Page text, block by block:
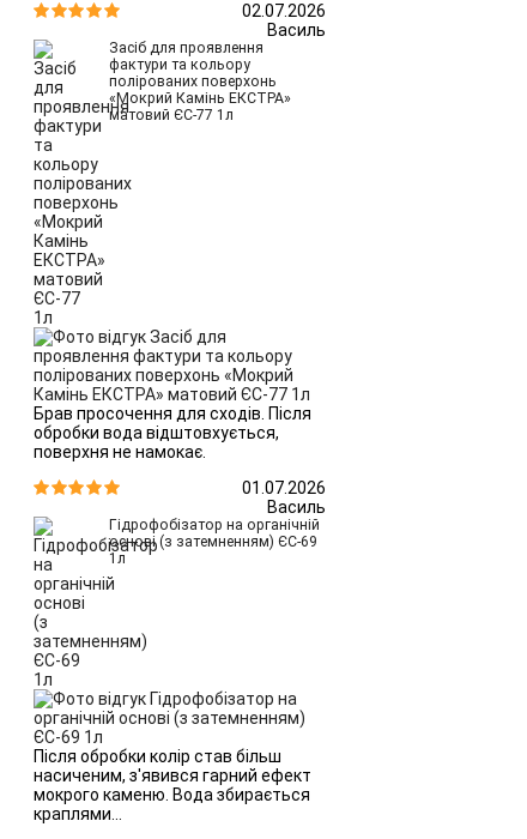


02.07.2026
Василь
Засіб для проявлення
фактури та кольору
полірованих поверхонь
«Мокрий Камінь ЕКСТРА»
матовий ЄС-77 1л
Брав просочення для сходів. Після
обробки вода відштовхується,
поверхня не намокає.


01.07.2026
Василь
Гідрофобізатор на органічній
основі (з затемненням) ЄС-69
1л
Після обробки колір став більш
насиченим, з'явився гарний ефект
мокрого каменю. Вода збирається
краплями...